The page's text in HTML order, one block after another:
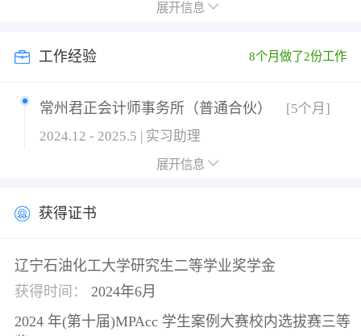
2019.9 - 2023.6 | 本科 | 会计
展开信息
工作经验 8个月做了2份工作
常州君正会计师事务所（普通合伙）
[5个月]
2024.12 - 2025.5 | 实习助理
1、主要负责外企年报审计的辅助工作同时完成审计
了相关单位的认可； 3、锻炼了数据分析，团队合作
1、工作期间独立调查取证并完成多份大、小报告的
展开信息
获得证书
辽宁石油化工大学研究生二等学业奖学金
获得时间：
2024年6月
2024 年(第十届)MPAcc 学生案例大赛校内选拔赛三等